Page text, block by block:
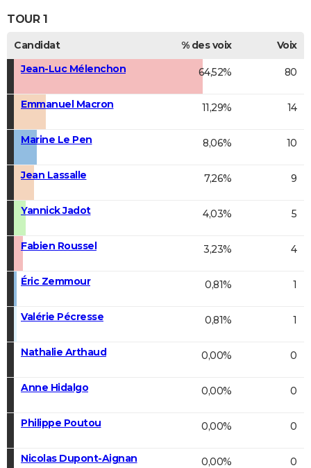
TOUR 1
Candidat % des voix
Voix
Jean-Luc Mélenchon
64,52% 80
Emmanuel Macron 11,29% 14
Marine Le Pen 8,06% 10
Jean Lassalle 7,26% 9
Yannick Jadot 4,03% 5
Fabien Roussel 3,23% 4
Éric Zemmour 0,81% 1
Valérie Pécresse 0,81% 1
Nathalie Arthaud 0,00% 0
Anne Hidalgo 0,00% 0
Philippe Poutou 0,00% 0
Nicolas Dupont-Aignan 0,00% 0